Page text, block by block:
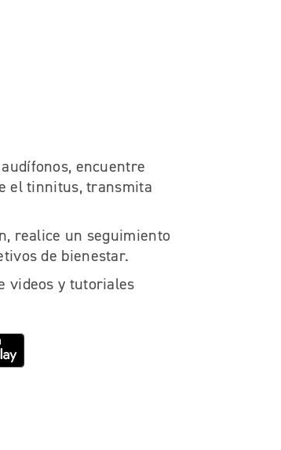
encuentre
el tinnitus, transmita
realice un seguimiento
de bienestar.
videos y tutoriales